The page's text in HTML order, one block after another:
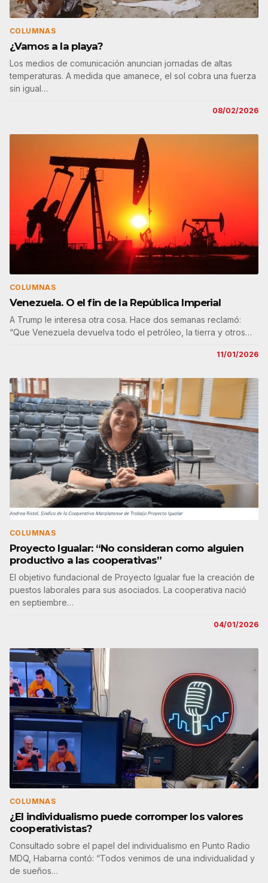
COLUMNAS
¿Vamos a la playa?
Los medios de comunicación anuncian jornadas de altas
temperaturas. A medida que amanece, el sol cobra una fuerza
sin igual…
08/02/2026
COLUMNAS
Venezuela. O el fin de la República Imperial
A Trump le interesa otra cosa. Hace dos semanas reclamó:
“Que Venezuela devuelva todo el petróleo, la tierra y otros…
11/01/2026
COLUMNAS
Proyecto Igualar: “No consideran como alguien
productivo a las cooperativas”
El objetivo fundacional de Proyecto Igualar fue la creación de
puestos laborales para sus asociados. La cooperativa nació
en septiembre…
04/01/2026
COLUMNAS
¿El individualismo puede corromper los valores
cooperativistas?
Consultado sobre el papel del individualismo en Punto Radio
MDQ, Habarna contó: “Todos venimos de una individualidad y
de sueños…